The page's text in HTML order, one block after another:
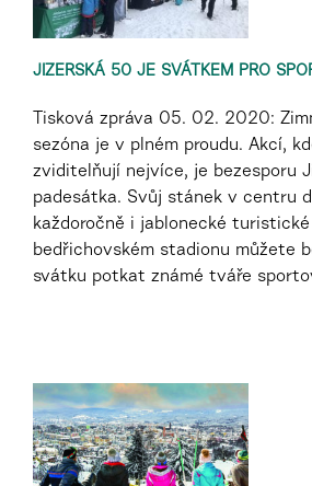
JIZERSKÁ 50 JE SVÁTKEM PRO
Tisková zpráva 05. 02. 2020:
sezóna je v plném proudu. Akcí,
zviditelňují nejvíce, je bezesporu
padesátka. Svůj stánek v centru
každoročně i jablonecké
bedřichovském stadionu můžete
svátku potkat známé tváře